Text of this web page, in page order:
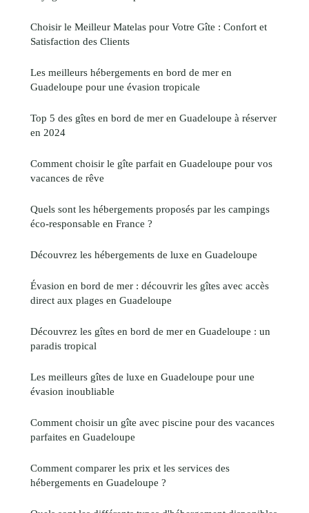
Choisir le Meilleur Matelas pour Votre Gîte : Confort et
Satisfaction des Clients
Les meilleurs hébergements en bord de mer en
Guadeloupe pour une évasion tropicale
Top 5 des gîtes en bord de mer en Guadeloupe à réserver
en 2024
Comment choisir le gîte parfait en Guadeloupe pour vos
vacances de rêve
Quels sont les hébergements proposés par les campings
éco-responsable en France ?
Découvrez les hébergements de luxe en Guadeloupe
Évasion en bord de mer : découvrir les gîtes avec accès
direct aux plages en Guadeloupe
Découvrez les gîtes en bord de mer en Guadeloupe : un
paradis tropical
Les meilleurs gîtes de luxe en Guadeloupe pour une
évasion inoubliable
Comment choisir un gîte avec piscine pour des vacances
parfaites en Guadeloupe
Comment comparer les prix et les services des
hébergements en Guadeloupe ?